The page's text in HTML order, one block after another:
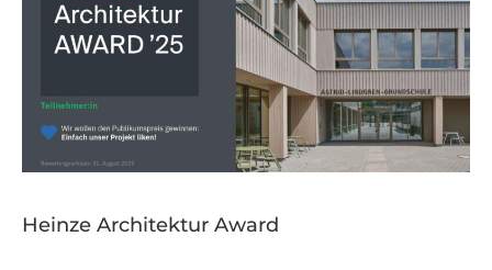
Heinze Architektur Award